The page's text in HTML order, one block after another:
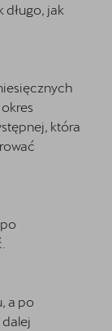
długo, jak
która
a po